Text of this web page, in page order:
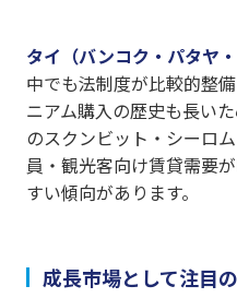
タイ（バンコク・パタヤ・
中でも法制度が比較的整
ニアム購入の歴史も長い
のスクンビット・シーロ
員・観光客向け賃貸需要
すい傾向があります。
成長市場として注目